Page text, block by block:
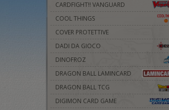
CARDFIGHT!! VANGUARD
COOL THINGS
COVER PROTETTIVE
DADI DA GIOCO
DINOFROZ
DRAGON BALL LAMINCARD
DRAGON BALL TCG
DIGIMON CARD GAME